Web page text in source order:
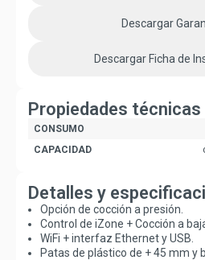
Descargar
Descargar Ficha de
Propiedades técnicas
CONSUMO
CAPACIDAD
Detalles y
Opción de cocción a presión.
Control de iZone + Cocción a
WiFi + interfaz Ethernet y USB.
Patas de plástico de + 45 mm y